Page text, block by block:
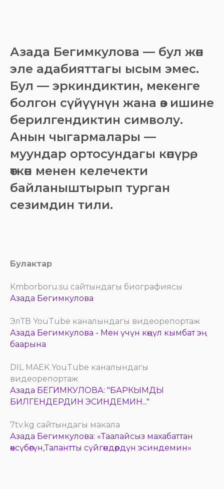
Азада Бегимкулова — бул жөн
эле адабияттагы ысым эмес.
Бул — эркиндиктин, мекенге
болгон сүйүүнүн жана өз ишине
берилгендиктин символу.
Анын чыгармалары —
муундар ортосундагы көпүрө,
өткөн менен келечекти
байланыштырып турган
сезимдин тили.
Булактар
Kmborboru.su сайтындагы биографиясы
Азада Бегимкулова
ЭлТВ YouTube каналындагы видеорепортаж
Азада Бегимкулова - Мен үчүн көңүл кымбат эң
баарына
DIL MAEK YouTube каналындагы
видеорепортаж
Азада БЕГИМКУЛОВА: "БАРКЫМДЫ
БИЛГЕНДЕРДИН ЭСИНДЕМИН..."
7tv.kg сайтындагы макала
Азада Бегимкулова: «Таалайсыз махабаттан
өксүбөгүн,Талантты сүйгөндөрдүн эсиндемин»